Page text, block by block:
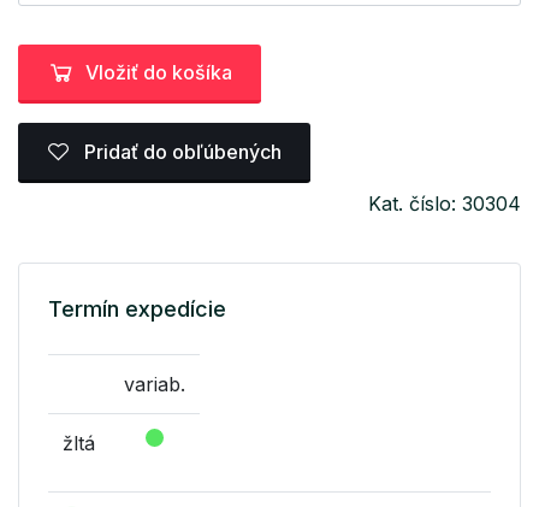
Vložiť do košíka
Pridať do obľúbených
Kat. číslo: 30304
Termín expedície
variab.
žltá